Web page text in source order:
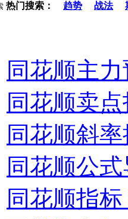
热门搜索： 趋势 战法
同花顺主
同花顺卖
同花顺斜
同花顺公
同花顺指